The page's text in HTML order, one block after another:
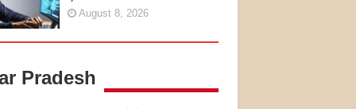
August 8, 2026
Pradesh